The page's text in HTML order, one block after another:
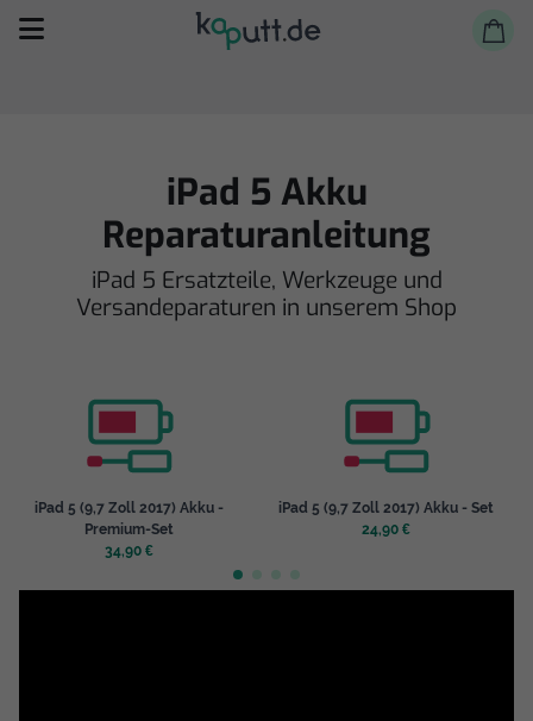
Selbst reparieren
Reparieren lassen
Shop
iPad 5 Akku
Reparaturanleitung
iPad 5 Ersatzteile, Werkzeuge und
Versandeparaturen in unserem Shop
iPad 5 (9,7 Zoll 2017) Akku -
Premium-Set
34,90 €
iPad 5 (9,7 Zoll 2017) Akku - Set
24,90 €